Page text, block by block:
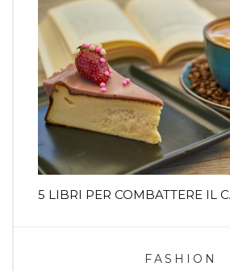
5 LIBRI PER COMBATTERE IL
FASHION